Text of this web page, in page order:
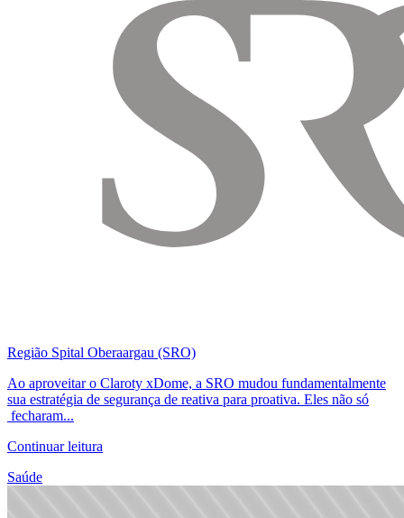
Região Spital Oberaargau (SRO)
Ao aproveitar o Claroty xDome, a SRO mudou fundamentalmente
sua estratégia de segurança de reativa para proativa. Eles não só
fecharam...
Continuar leitura
Saúde